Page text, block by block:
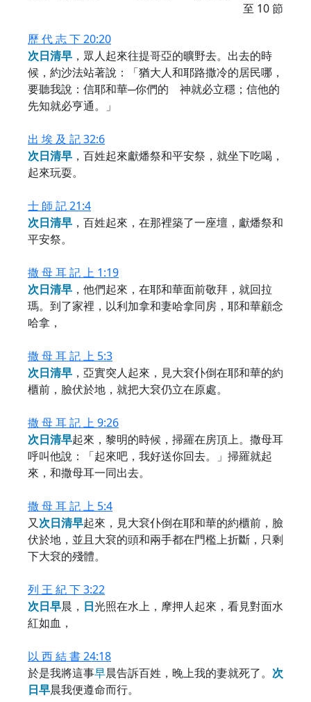
至 10 節
歷 代 志 下 20:20
次日清早 ，眾人起來往提哥亞的曠野去。出去的時
候，約沙法站著說：「猶大人和耶路撒冷的居民哪，
要聽我說：信耶和華─你們的 神就必立穩；信他的
先知就必亨通。」
出 埃 及 記 32:6
次日清早 ，百姓起來獻燔祭和平安祭，就坐下吃喝，
起來玩耍。
士 師 記 21:4
次日清早 ，百姓起來，在那裡築了一座壇，獻燔祭和
平安祭。
撒 母 耳 記 上 1:19
次日清早 ，他們起來，在耶和華面前敬拜，就回拉
瑪。到了家裡，以利加拿和妻哈拿同房，耶和華顧念
哈拿，
撒 母 耳 記 上 5:3
次日清早 ，亞實突人起來，見大袞仆倒在耶和華的約
櫃前，臉伏於地，就把大袞仍立在原處。
撒 母 耳 記 上 9:26
次日清早起來，黎明的時候，掃羅在房頂上。撒母耳
呼叫他說：「起來吧，我好送你回去。」掃羅就起
來，和撒母耳一同出去。
撒 母 耳 記 上 5:4
又次日清早起來，見大袞仆倒在耶和華的約櫃前，臉
伏於地，並且大袞的頭和兩手都在門檻上折斷，只剩
下大袞的殘體。
列 王 紀 下 3:22
次日早晨， 日光照在水上，摩押人起來，看見對面水
紅如血，
以 西 結 書 24:18
於是我將這事早晨告訴百姓，晚上我的妻就死了。 次
日早晨我便遵命而行。